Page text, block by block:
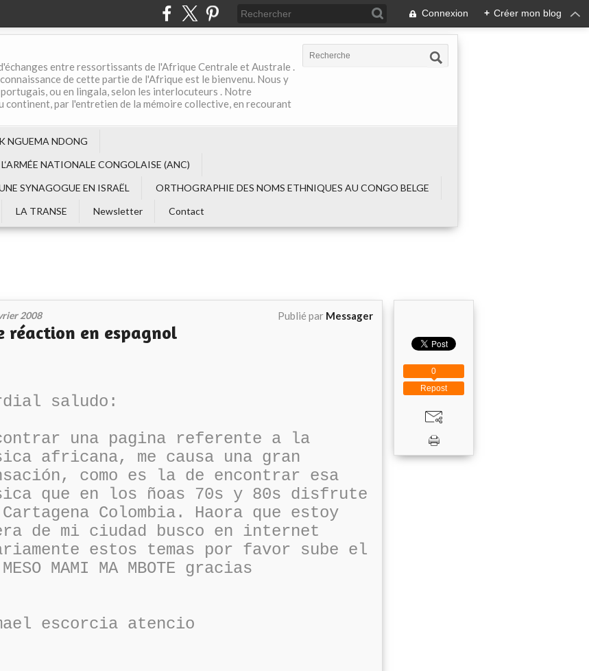
Connexion + Créer mon blog
entre ressortissants de l'Afrique Centrale et Australe .
de cette partie de l'Afrique est le bienvenu. Nous y
ou en lingala, selon les interlocuteurs . Notre
continent, par l'entretien de la mémoire collective, en recourant
NGUEMA NDONG
NATIONALE CONGOLAISE (ANC)
SYNAGOGUE EN ISRAËL
ORTHOGRAPHIE DES NOMS ETHNIQUES AU CONGO BELGE
LA TRANSE Newsletter Contact
2008 Publié par Messager
réaction en espagnol
saludo:
una pagina referente a la
africana, me causa una gran
como es la de encontrar esa
que en los ñoas 70s y 80s disfrute
Colombia. Haora que estoy
de mi ciudad busco en internet
estos temas por favor sube el
MAMI MA MBOTE gracias
escorcia atencio
Repost
0